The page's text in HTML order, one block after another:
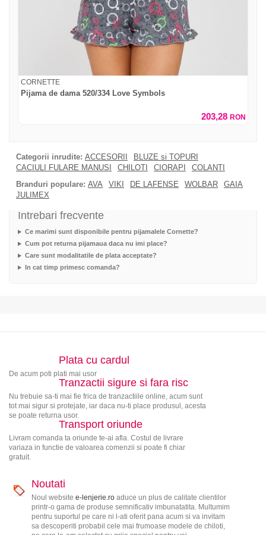
CORNETTE
Pijama de dama 520/334 Love Symbols
203,28 RON
Categorii inrudite: ACCESORII
BLUZE si TOPURI
CACIULI FULARE MANUSI
CHILOTI CIORAPI
COLANTI
Branduri populare: AVA VIKI DE LAFENSE WOLBAR
GAIA
JULIMEX
Intrebari frecvente
Ce marimi sunt disponibile pentru pijamalele Cornette?
Cum pot returna pijamaua daca nu imi place?
Care sunt modalitatile de plata acceptate?
In cat timp primesc comanda?
Plata cu cardul
De acum poti plati mai usor
Tranzactii sigure si fara risc
Nu trebuie sa-ti mai fie frica de tranzactiile online, acum sunt
tot mai sigur si protejate, iar daca nu-ti place produsul, acesta
se poate returna usor.
Transport oriunde
Livram comanda ta oriunde te-ai afla. Costul de livrare
variaza in functie de valoarea comenzii si poate fi chiar
gratuit.
Noutati
Noul website e-lenjerie.roaduce un plus de calitate clientilor
printr-o gama de produse semnificativ imbunatatita. Multumim
pentru suportul pe care ni l-ati oferit pana acum si va invitam
sa descoperiti probabil cele mai frumoase modele de chiloti,